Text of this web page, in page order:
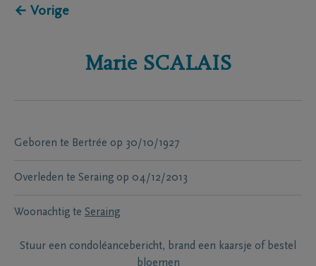
← Vorige
Marie SCALAIS
Geboren te Bertrée op 30/10/1927
Overleden te Seraing op 04/12/2013
Woonachtig te Seraing
Stuur een condoléancebericht, brand een kaarsje of bestel
bloemen